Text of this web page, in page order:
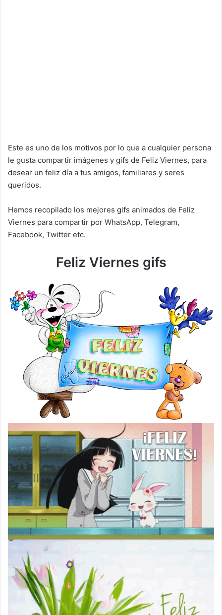
Este es uno de los motivos por lo que a cualquier persona
le gusta compartir imágenes y gifs de Feliz Viernes, para
desear un feliz día a tus amigos, familiares y seres
queridos.
Hemos recopilado los mejores gifs animados de Feliz
Viernes para compartir por WhatsApp, Telegram,
Facebook, Twitter etc.
Feliz Viernes gifs